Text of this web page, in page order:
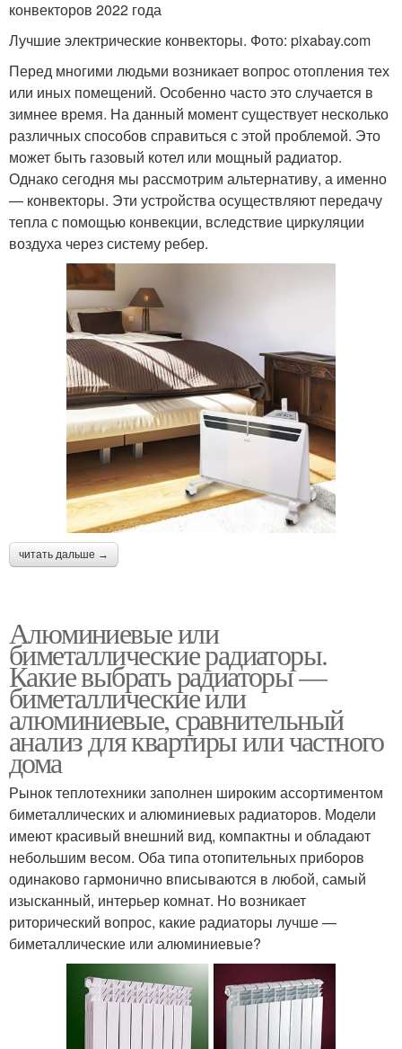
конвекторов 2022 года
Лучшие электрические конвекторы. Фото: pixabay.com
Перед многими людьми возникает вопрос отопления тех
или иных помещений. Особенно часто это случается в
зимнее время. На данный момент существует несколько
различных способов справиться с этой проблемой. Это
может быть газовый котел или мощный радиатор.
Однако сегодня мы рассмотрим альтернативу, а именно
— конвекторы. Эти устройства осуществляют передачу
тепла с помощью конвекции, вследствие циркуляции
воздуха через систему ребер.
читать дальше →
Алюминиевые или
биметаллические радиаторы.
Какие выбрать радиаторы —
биметаллические или
алюминиевые, сравнительный
анализ для квартиры или частного
дома
Рынок теплотехники заполнен широким ассортиментом
биметаллических и алюминиевых радиаторов. Модели
имеют красивый внешний вид, компактны и обладают
небольшим весом. Оба типа отопительных приборов
одинаково гармонично вписываются в любой, самый
изысканный, интерьер комнат. Но возникает
риторический вопрос, какие радиаторы лучше —
биметаллические или алюминиевые?